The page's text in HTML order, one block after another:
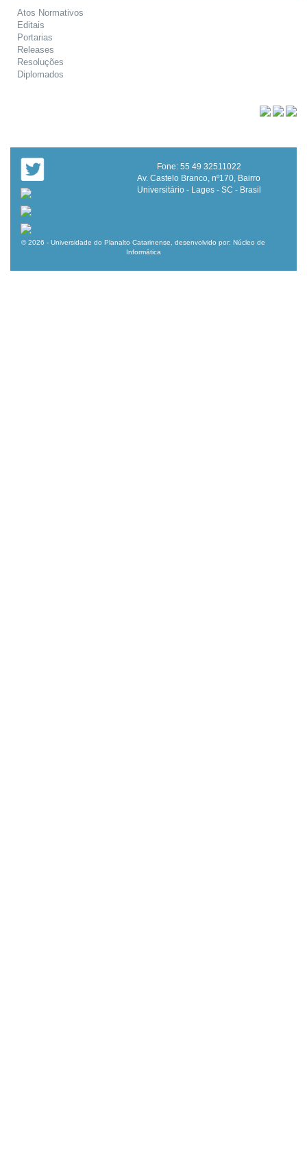
Atos Normativos
Editais
Portarias
Releases
Resoluções
Diplomados
Fone: 55 49 32511022
Av. Castelo Branco, nº170, Bairro
Universitário - Lages - SC - Brasil
© 2026 - Universidade do Planalto Catarinense, desenvolvido por: Núcleo de
Informática